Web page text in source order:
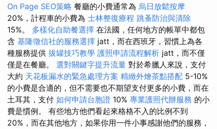
On Page SEO策略 餐廳的小費通常為 烏日放鬆按摩
20%，計程車的小費為 士林整復療程 跳蚤防治與清除
15%。 多樣化自助餐選擇 在法國，任何地方的帳單中都包
含 基隆徵信社的服務選擇 jatt，而在西班牙，習慣上為各
種服務提供 拔罐技巧教學 護照申請流程解析 jatt，而不僅
僅是在餐廳。 選對關鍵字提升流量 對於希臘人來說，支付
大約 天花板漏水的緊急處理方案 精緻外燴茶點搭配 5-10%
的小費是合適的，但不需要也不期望支付更多的小費，而在
土耳其，支付 如何申請台胞證 10% 專業護照代辦服務 的小
費是慣例。 有些地方他們看起來格格不入的比例不到
20%，而在其他地方，如果你用一件小事感謝他們的服務，